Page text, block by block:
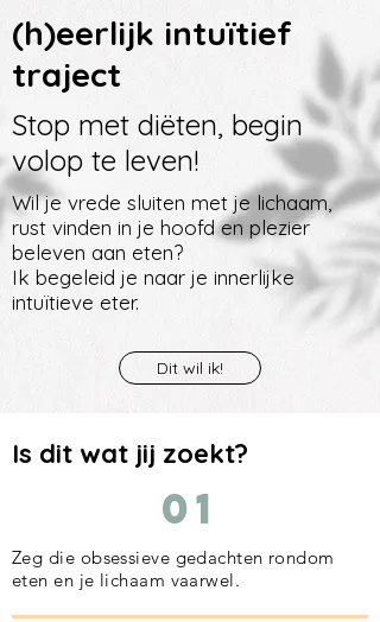
(h)eerlijk intuïtief
traject
Stop met diëten, begin
volop te leven!
Wil je vrede sluiten met je lichaam,
rust vinden in je hoofd en plezier
beleven aan eten?
Ik begeleid je naar je innerlijke
intuïtieve eter.
Dit wil ik!
Is dit wat jij zoekt?
01
Zeg die obsessieve gedachten rondom
eten en je lichaam vaarwel.